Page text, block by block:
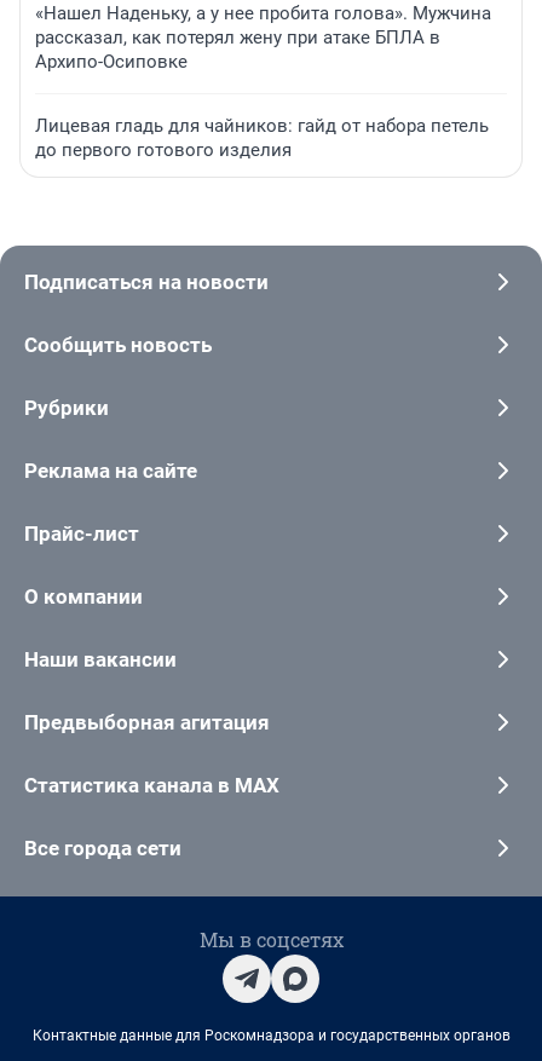
«Нашел Наденьку, а у нее пробита голова». Мужчина
рассказал, как потерял жену при атаке БПЛА в
Архипо-Осиповке
Лицевая гладь для чайников: гайд от набора петель
до первого готового изделия
Подписаться на новости
Сообщить новость
Рубрики
Реклама на сайте
Прайс-лист
О компании
Наши вакансии
Предвыборная агитация
Статистика канала в MAX
Все города сети
Мы в соцсетях
Контактные данные для Роскомнадзора и государственных органов